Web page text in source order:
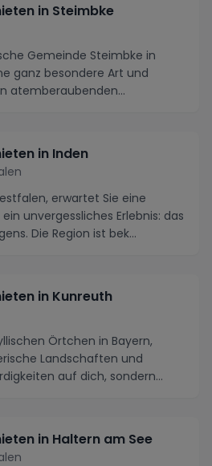
in Steimbke
Gemeinde Steimbke in
ganz besondere Art und
atemberaubenden
in Inden
erwartet Sie eine
unvergessliches Erlebnis: das
Die Region ist bek...
in Kunreuth
Örtchen in Bayern,
Landschaften und
auf dich, sondern
in Haltern am See